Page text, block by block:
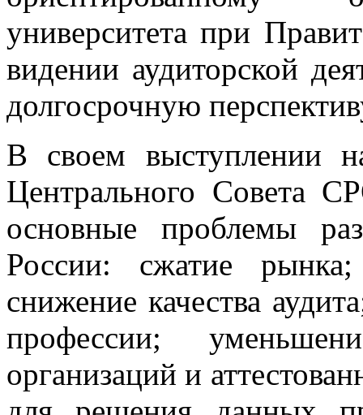
университета при
видении аудиторской
долгосрочную
В своем выступлении
Центрального Совета
основные проблемы
России: сжатие
снижение качества
профессии;
организаций и